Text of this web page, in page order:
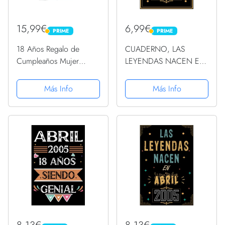
15,99€ PRIME
PRIME
18 Años Regalo de
Cumpleaños Mujer
CamisetaMás Info
6,99€ PRIME
PRIME
CUADERNO, LAS
LEYENDAS NACEN EN
18 cumpleaños para
mujeres y hombres,
ideas de 18
cumpleaños... divertido,
... regalo...
Más Info